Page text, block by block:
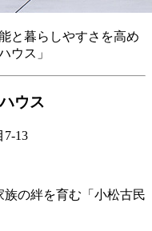
と暮らしやすさを高め
ウス」
ウス
7-13
の絆を育む「小松古民